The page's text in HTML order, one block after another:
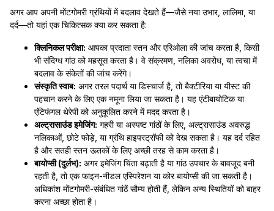
अगर आप अपनी मोंटगोमरी ग्रंथियों में बदलाव देखते हैं—जैसे नया उभार, लालिमा, या
दर्द—तो यहां एक चिकित्सक क्या कर सकता है:
क्लिनिकल परीक्षा: आपका प्रदाता स्तन और एरिओला की जांच करता है, किसी
भी संदिग्ध गांठ को महसूस करता है। वे संक्रमण, नलिका अवरोध, या त्वचा में
बदलाव के संकेतों की जांच करेंगे।
संस्कृति स्वाब: अगर तरल पदार्थ या डिस्चार्ज है, तो बैक्टीरिया या यीस्ट की
पहचान करने के लिए एक नमूना लिया जा सकता है। यह एंटीबायोटिक या
एंटिफंगल थेरेपी को अनुकूलित करने में मदद करता है।
अल्ट्रासाउंड इमेजिंग: गहरी या अस्पष्ट गांठों के लिए, अल्ट्रासाउंड अवरुद्ध
नलिकाओं, छोटे फोड़े, या ग्रंथि हाइपरट्रॉफी को देख सकता है। यह दर्द रहित
है और सतही स्तन ऊतकों के लिए अच्छी तरह से काम करता है।
बायोप्सी (दुर्लभ): अगर इमेजिंग चिंता बढ़ाती है या गांठ उपचार के बावजूद बनी
रहती है, तो एक फाइन-नीडल एस्पिरेशन या कोर बायोप्सी की जा सकती है।
अधिकांश मोंटगोमरी-संबंधित गांठें सौम्य होती हैं, लेकिन अन्य स्थितियों को बाहर
करना अच्छा होता है।